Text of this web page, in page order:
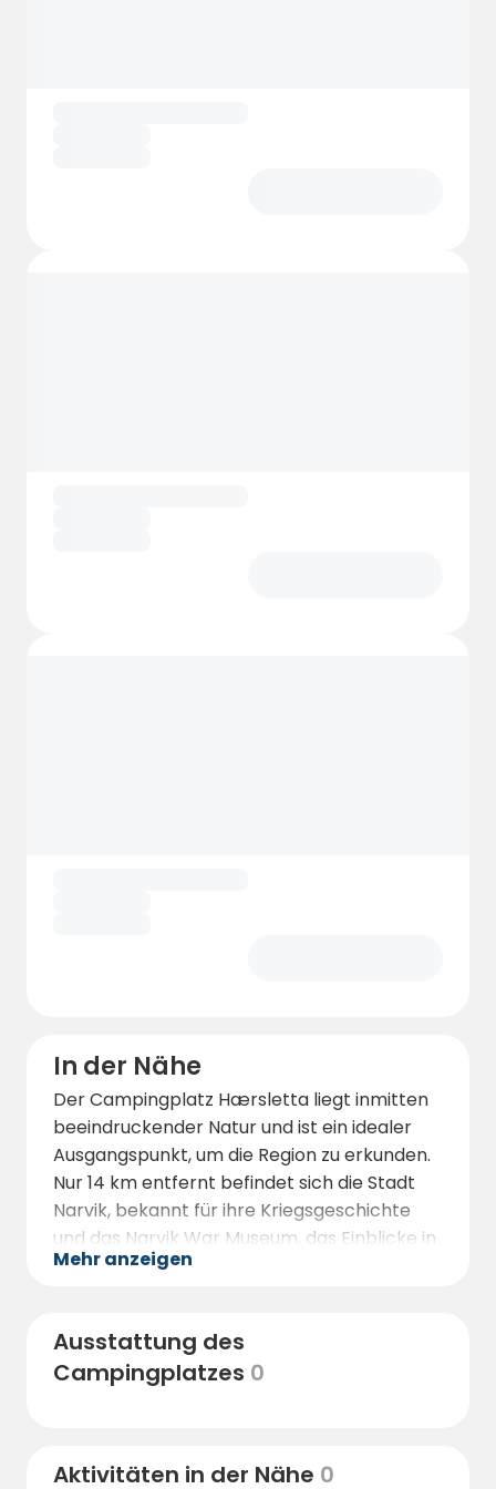
In der Nähe
Der Campingplatz Hærsletta liegt inmitten
beeindruckender Natur und ist ein idealer
Ausgangspunkt, um die Region zu erkunden.
Nur 14 km entfernt befindet sich die Stadt
Narvik, bekannt für ihre Kriegsgeschichte
und das Narvik War Museum, das Einblicke in
die wichtige Rolle der Region im Zweiten
weitere Annehmlichkeiten.
Für Naturliebhaber bietet die Gegend
spektakuläre Aussicht auf den Fjord und die
Mehr anzeigen
Ausstattung des
Campingplatzes 0
Aktivitäten in der Nähe 0